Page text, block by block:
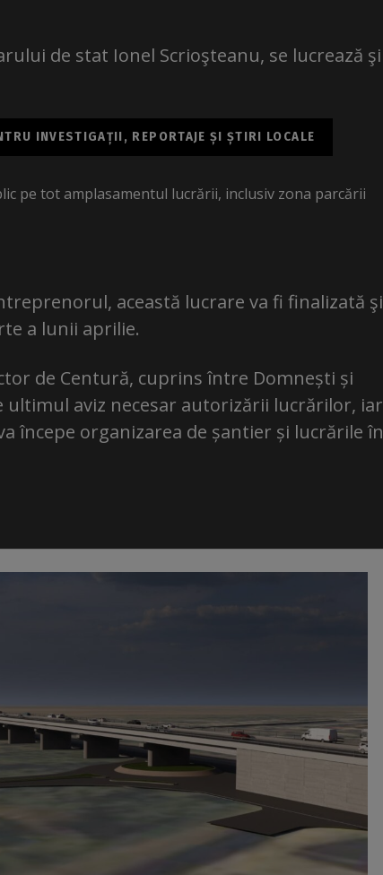
de stat Ionel Scrioşteanu, se lucrează şi
INVESTIGAȚII, REPORTAJE ȘI ȘTIRI LOCALE
pe tot amplasamentul lucrării, inclusiv zona parcării
această lucrare va fi finalizată şi
a lunii aprilie.
de Centură, cuprins între Domnești și
ultimul aviz necesar autorizării lucrărilor, iar
începe organizarea de șantier și lucrările în